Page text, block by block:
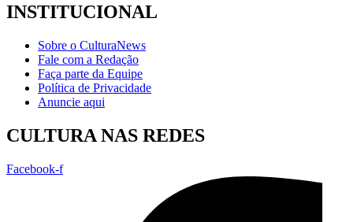
INSTITUCIONAL
Sobre o CulturaNews
Fale com a Redação
Faça parte da Equipe
Política de Privacidade
Anuncie aqui
CULTURA NAS REDES
Facebook-f